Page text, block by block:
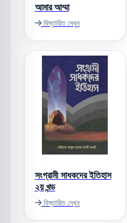
আমার আম্মা
বিস্তারিত দেখুন
সংগ্রামী সাধকদের ইতিহাস
২য় খন্ড
বিস্তারিত দেখুন